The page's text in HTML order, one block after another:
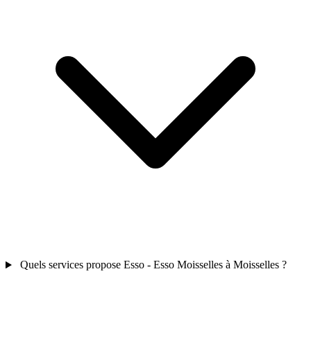
Quels services propose Esso - Esso Moisselles à Moisselles ?